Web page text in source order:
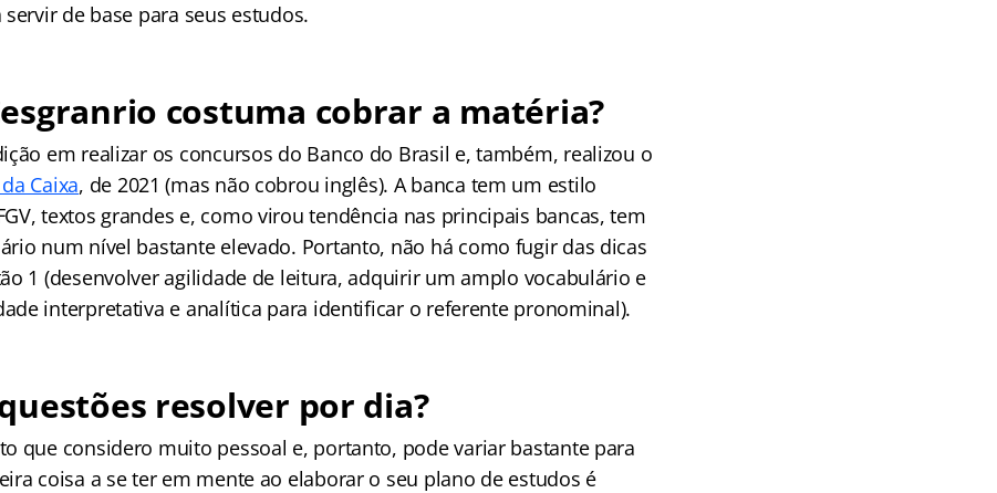
de base para seus estudos.
costuma cobrar a matéria?
em realizar os concursos do Banco do Brasil e, também, realizou o
Caixa, de 2021 (mas não cobrou inglês). A banca tem um estilo
textos grandes e, como virou tendência nas principais bancas, tem
num nível bastante elevado. Portanto, não há como fugir das dicas
1 (desenvolver agilidade de leitura, adquirir um amplo vocabulário e
interpretativa e analítica para identificar o referente pronominal).
resolver por dia?
que considero muito pessoal e, portanto, pode variar bastante para
coisa a se ter em mente ao elaborar o seu plano de estudos é